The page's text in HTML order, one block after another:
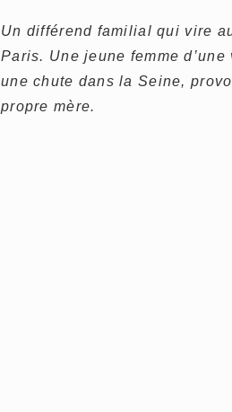
Un différend familial qui vire
Paris. Une jeune femme
une chute dans la Seine,
propre mère.